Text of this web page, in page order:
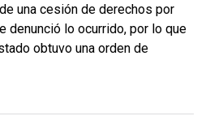
una cesión de derechos por
denunció lo ocurrido, por lo que
obtuvo una orden de